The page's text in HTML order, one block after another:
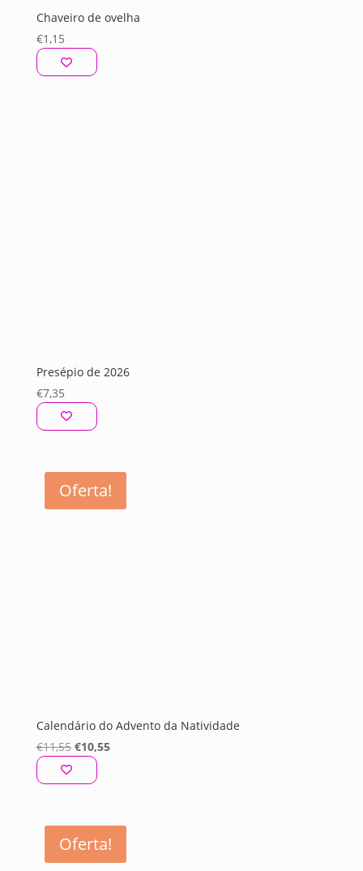
Chaveiro de ovelha
€1,15
Presépio de 2026
€7,35
Oferta!
Calendário do Advento da Natividade
€11,55 O
preço
original
€10,55O
Oferta!